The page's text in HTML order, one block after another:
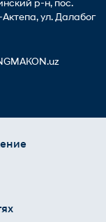
р-н, пос.
ул. Далабог